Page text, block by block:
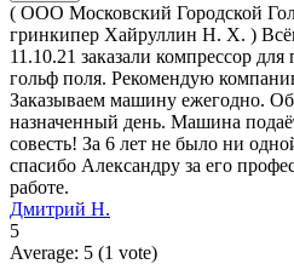
( ООО Московский Городской
гринкипер Хайруллин Н. Х. )
11.10.21 заказали компрессор
гольф поля. Рекомендую
Заказываем машину ежегодно.
назначенный день. Машина
совесть! За 6 лет не было ни
спасибо Александру за его
работе.
Дмитрий Н.
5
Average: 5 (1 vote)